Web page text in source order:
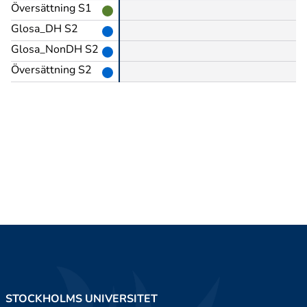
Översättning S1
Glosa_DH S2
Glosa_NonDH S2
Översättning S2
STOCKHOLMS UNIVERSITET